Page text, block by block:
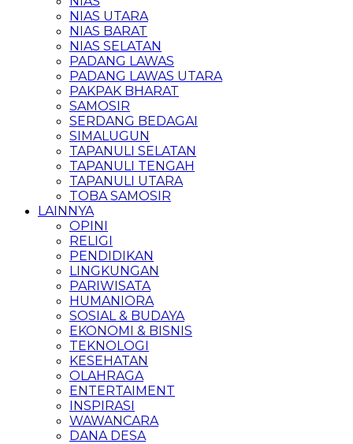
NIAS UTARA
NIAS BARAT
NIAS SELATAN
PADANG LAWAS
PADANG LAWAS UTARA
PAKPAK BHARAT
SAMOSIR
SERDANG BEDAGAI
SIMALUGUN
TAPANULI SELATAN
TAPANULI TENGAH
TAPANULI UTARA
TOBA SAMOSIR
LAINNYA
OPINI
RELIGI
PENDIDIKAN
LINGKUNGAN
PARIWISATA
HUMANIORA
SOSIAL & BUDAYA
EKONOMI & BISNIS
TEKNOLOGI
KESEHATAN
OLAHRAGA
ENTERTAIMENT
INSPIRASI
WAWANCARA
DANA DESA